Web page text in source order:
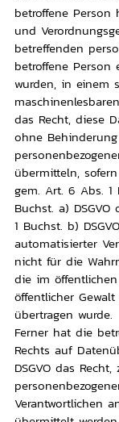
betroffene
und
betreffenden
betroffene Person
wurden, in einem
das Recht, diese
ohne
übermitteln,
gem. Art. 6 Abs. 1
Buchst. a)
1 Buchst. b)
automatisierter
nicht für die
die im
öffentlicher
übertragen wurde.
Ferner hat die
Rechts auf
DSGVO das
Verantwortlichen